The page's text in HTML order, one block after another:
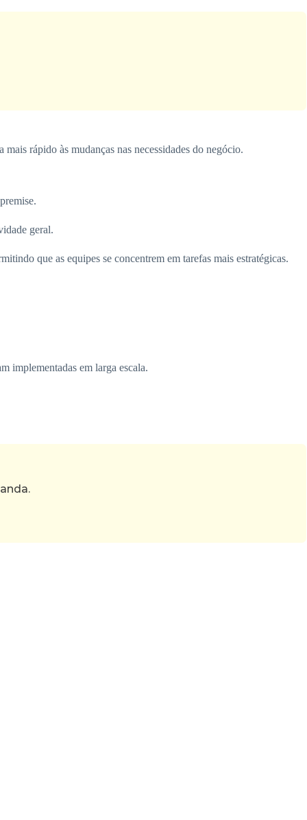
rápido às mudanças nas necessidades do negócio.
geral.
que as equipes se concentrem em tarefas mais estratégicas.
implementadas em larga escala.